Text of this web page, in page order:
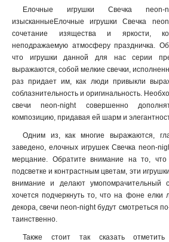
Елочные игрушки Свечка
изысканныеЕлочные игрушки Свечка
сочетание изящества и яркости,
неподражаемую атмосферу праздничка.
что игрушки данной для нас серии
выражаются, собой мелкие свечки,
раз придает им, как люди привыкли
соблазнительность и оригинальность.
свечи neon-night совершенно
композицию, придавая ей шарм и
Одним из, как многие выражаются,
заведено, елочных игрушек Свечка neon-
мерцание. Обратите внимание на то, что
подсветке и контрастным цветам, эти
внимание и делают умопомрачительный
хочется подчеркнуть то, что на фоне елки
декора, свечи neon-night будут смотреться
таинственно.
Также стоит так сказать отметить